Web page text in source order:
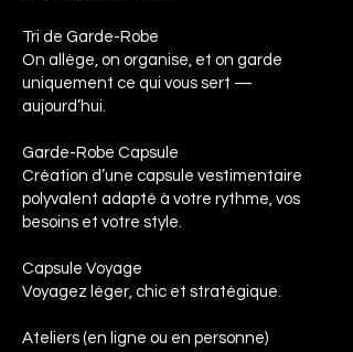
Tri de Garde-Robe
On allège, on organise, et on garde
uniquement ce qui vous sert —
aujourd’hui.
Garde-Robe Capsule
Création d’une capsule vestimentaire
polyvalent adapté à votre rythme, vos
besoins et votre style.
Capsule Voyage
Voyagez léger, chic et stratégique.
Ateliers (en ligne ou en personne)